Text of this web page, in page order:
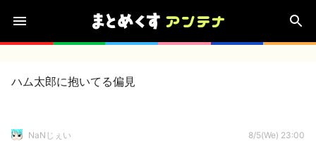
ハム太郎に抱いてる偏見
NaNじぇい 8/5(We) 23:00